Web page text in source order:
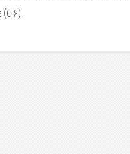
(С-Я).